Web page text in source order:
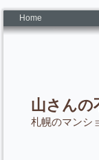
Home
山さんの
札幌のマンシ